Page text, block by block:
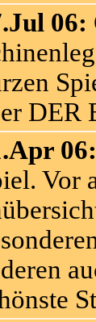
06:
DER
06:
Vor